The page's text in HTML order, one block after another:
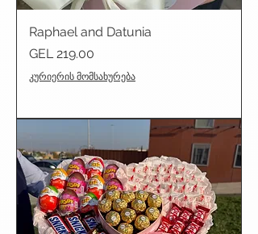
Raphael and Datunia
Price
GEL 219.00
კურიერის მომსახურება